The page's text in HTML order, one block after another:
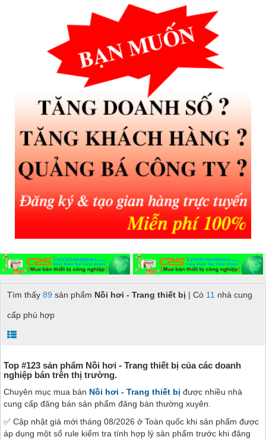
Tìm thấy 89 sản phẩm Nồi hơi - Trang thiết bị | Có 11 nhà cung
cấp phù hợp
Top #123 sản phẩm Nồi hơi - Trang thiết bị của các doanh
nghiệp bán trên thị trường.
Chuyên mục mua bán Nồi hơi - Trang thiết bị được nhiều nhà
cung cấp đăng bán sản phẩm đăng bán thường xuyên.
✅ Cập nhật giá mới tháng 08/2026 ở Toàn quốc khi sản phẩm được
áp dụng một số rule kiểm tra tính hợp lý sản phẩm trước khi đăng